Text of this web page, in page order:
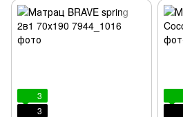
3
3